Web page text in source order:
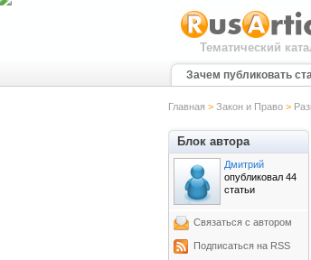
Тематический
Зачем публиковать
Главная > Закон и Право>
Блок автора
Дмитрий
опубликовал 44
статьи
Связаться с автором
Подписаться на RSS